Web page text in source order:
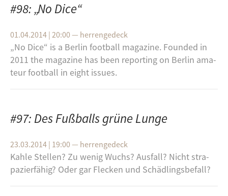
#98: „No Dice“
01.04.2014 | 20:00— herrengedeck
„No Dice“ is a Ber­lin foot­ball ma­ga­zi­ne. Foun­ded in
2011 the ma­ga­zi­ne has been re­porting on Ber­lin ama­
teur foot­ball in eight is­su­es.
#97: Des Fußballs grüne Lunge
23.03.2014 | 19:00— herrengedeck
Kahle Stel­len? Zu wenig Wuchs? Aus­fall? Nicht stra­
pa­zier­fä­hig? Oder gar Fle­cken und Schäd­lings­be­fall?